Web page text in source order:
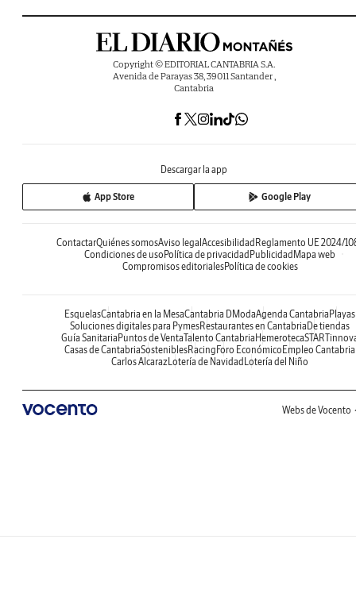
Copyright © EDITORIAL CANTABRIA S.A.
Avenida de Parayas 38, 39011 Santander ,
Cantabria
Descargar la app
App Store Google Play
ContactarQuiénes somosAviso legalAccesibilidadReglamento UE 2024/
Condiciones de usoPolítica de privacidadPublicidadMapa web
Compromisos editorialesPolítica de cookies
EsquelasCantabria en la MesaCantabria DModaAgenda CantabriaPlayas
Soluciones digitales para PymesRestaurantes en CantabriaDe tiendas
Guía SanitariaPuntos de VentaTalento CantabriaHemeroteca
Casas de CantabriaSosteniblesRacingForo EconómicoEmpleo Cantabria
Carlos AlcarazLotería de NavidadLotería del Niño
Webs de Vocento